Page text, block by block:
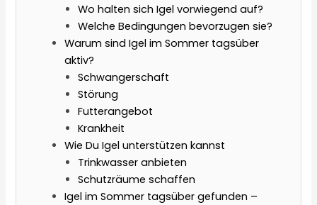
Wo halten sich Igel vorwiegend auf?
Welche Bedingungen bevorzugen sie?
Warum sind Igel im Sommer tagsüber
aktiv?
Schwangerschaft
Störung
Futterangebot
Krankheit
Wie Du Igel unterstützen kannst
Trinkwasser anbieten
Schutzräume schaffen
Igel im Sommer tagsüber gefunden –